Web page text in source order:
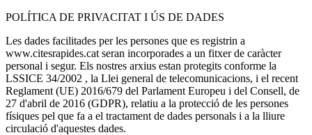
POLÍTICA DE PRIVACITAT I ÚS DE DADES
Les dades facilitades per les persones que es registrin a
www.citesrapides.cat seran incorporades a un fitxer de caràcter
personal i segur. Els nostres arxius estan protegits conforme la
LSSICE 34/2002 , la Llei general de telecomunicacions, i el recent
Reglament (UE) 2016/679 del Parlament Europeu i del Consell, de
27 d'abril de 2016 (GDPR), relatiu a la protecció de les persones
físiques pel que fa a el tractament de dades personals i a la lliure
circulació d'aquestes dades.